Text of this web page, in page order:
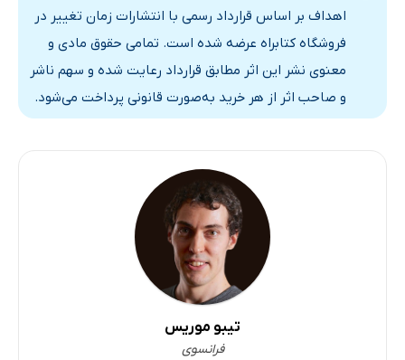
اهداف بر اساس قرارداد رسمی با انتشارات زمان تغییر در
فروشگاه کتابراه عرضه شده است. تمامی حقوق مادی و
معنوی نشر این اثر مطابق قرارداد رعایت شده و سهم ناشر
و صاحب اثر از هر خرید به‌صورت قانونی پرداخت می‌شود.
تیبو موریس
فرانسوی